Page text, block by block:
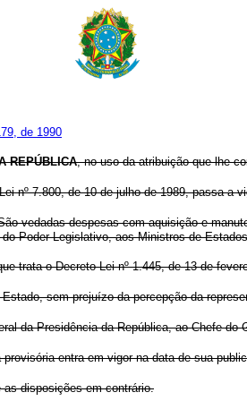
de 1990
REPÚBLICA, no uso da atribuição que lhe
nº 7.800, de 10 de julho de 1989, passa a
vedadas despesas com aquisição e
Poder Legislativo, aos Ministros de
trata o Decreto-Lei nº 1.445, de 13 de
sem prejuízo da percepção da
da Presidência da República, ao Chefe
provisória entra em vigor na data de sua
as disposições em contrário.